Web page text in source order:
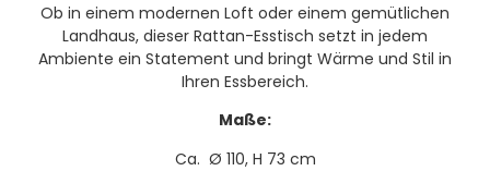
Ob in einem modernen Loft oder einem gemütlichen
Landhaus, dieser Rattan-Esstisch setzt in jedem
Ambiente ein Statement und bringt Wärme und Stil in
Ihren Essbereich.
Maße:
Ca. Ø 110, H 73 cm